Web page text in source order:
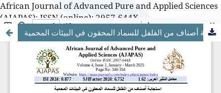
African Journal of Advanced Pure and Applied Sciences
(AJAPAS): ISSN (online): 2957-644X
استجابة أصناف من الفلفل للسماد المحقون في البيئات المحمية
African Journal of Advanced Pure and Applied Sciences
(AJAPAS): ISSN (online): 2957-644X